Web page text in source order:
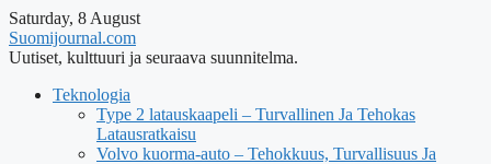
Saturday, 8 August
Suomijournal.com
Uutiset, kulttuuri ja seuraava suunnitelma.
Teknologia
Type 2 latauskaapeli – Turvallinen Ja Tehokas
Latausratkaisu
Volvo kuorma-auto – Tehokkuus, Turvallisuus Ja